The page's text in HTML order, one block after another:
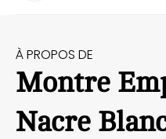
À PROPOS DE
Montre
Nacre